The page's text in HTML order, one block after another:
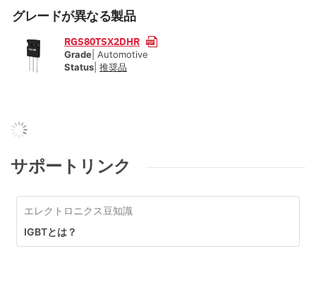
グレードが異なる製品
RGS80TSX2DHR
Grade | Automotive
Status 推奨品
サポートリンク
エレクトロニクス豆知識
IGBTとは？